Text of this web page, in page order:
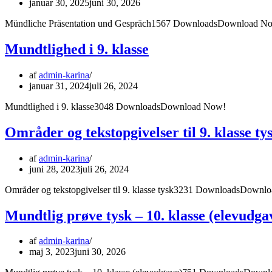
januar 30, 2025juni 30, 2026
Mündliche Präsentation und Gespräch1567 DownloadsDownload
Mundtlighed i 9. klasse
afadmin-karina
januar 31, 2024juli 26, 2024
Mundtlighed i 9. klasse3048 DownloadsDownload Now!
Områder og tekstopgivelser til 9. klasse
afadmin-karina
juni 28, 2023juli 26, 2024
Områder og tekstopgivelser til 9. klasse tysk3231
Mundtlig prøve tysk – 10. klasse
afadmin-karina
maj 3, 2023juni 30, 2026